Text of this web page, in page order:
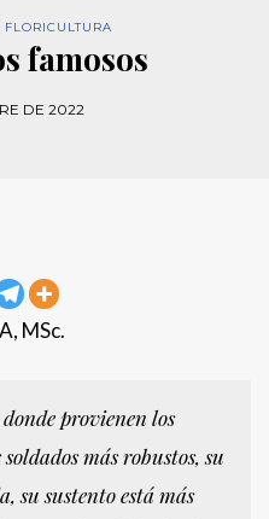
famosos
DE 2022
MSc.
provienen los
más robustos, su
su sustento está más